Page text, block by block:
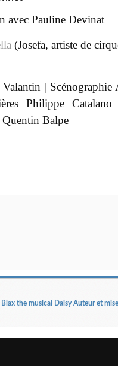
avec Pauline Devinat
(Josefa, artiste de
| Scénographie
Philippe
Balpe